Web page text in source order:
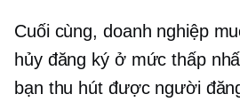
Cuối cùng, doanh nghiệp
hủy đăng ký ở mức thấp
bạn thu hút được người